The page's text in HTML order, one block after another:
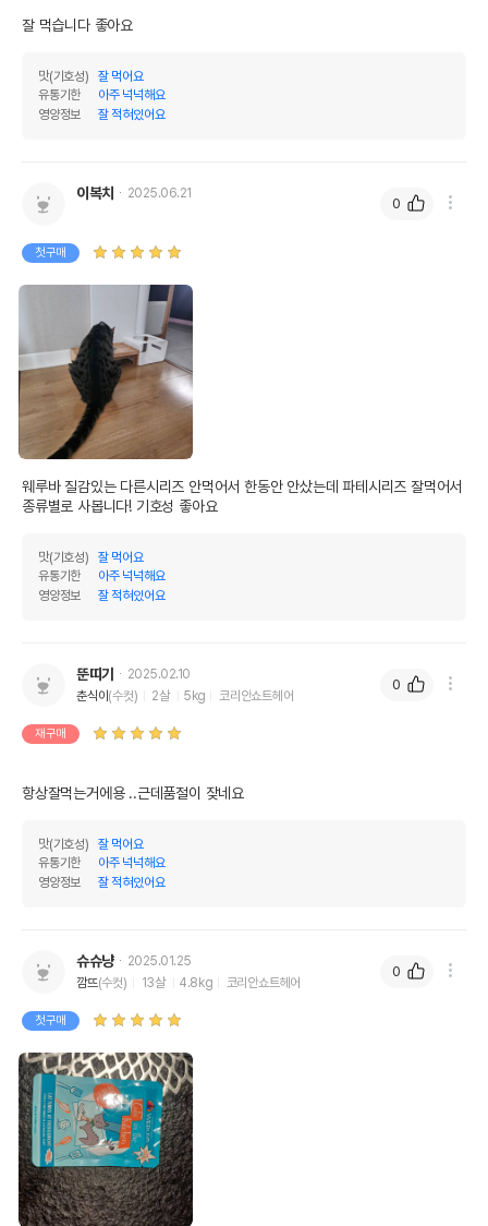
잘 먹습니다 좋아요
맛(기호성)
잘 먹어요
유통기한
아주 넉넉해요
영양정보
잘 적혀있어요
이복치 2025.06.21
첫구매
웨루바 질감있는 다른시리즈 안먹어서 한동안 안샀는데 파테시리즈 잘먹어서
종류별로 사봅니다! 기호성 좋아요
맛(기호성)
잘 먹어요
유통기한
아주 넉넉해요
영양정보
잘 적혀있어요
0
뚠띠기
2025.02.10
춘식이(수컷) 2살 5kg 코리안쇼트헤어
재구매
항상잘먹는거에용 ..근데품절이 잦네요
맛(기호성)
잘 먹어요
유통기한
아주 넉넉해요
영양정보
잘 적혀있어요
0
슈슈냥
2025.01.25
깜뜨(수컷) 13살 4.8kg 코리안쇼트헤어
첫구매
0